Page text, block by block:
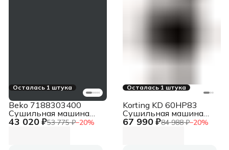
Осталась 1 штука
43 020 ₽53 775 ₽−20%
Beko 7188303400
Сушильная машина
B3T47239A антрацит,
Осталась 1 штука
67 990 ₽84 988 ₽−20%
Korting KD 60HP83
Сушильная машина
белый, 8 кг, сушка -